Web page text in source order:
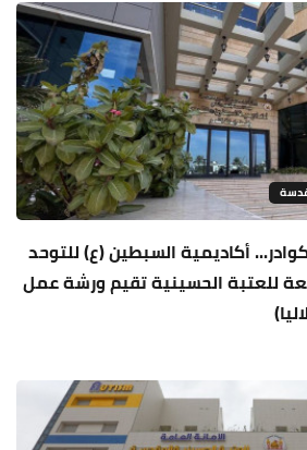
أكاديمية السبطين (ع) للتوحد
للعتبة الحسينية تقيم ورشة عمل